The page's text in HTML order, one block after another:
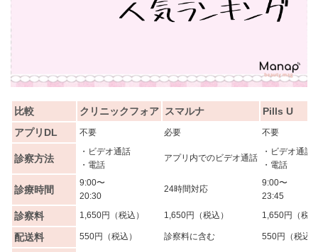
比較 クリニックフォア スマルナ
Pills U
アプリDL
不要 必要 不要
診察方法
・ビデオ通話
・電話
アプリ内でのビデオ通話
・ビデオ通話
・電話
診療時間
9:00〜
20:30
24時間対応
9:00〜
23:45
診察料 1,650円（税込） 1,650円（税込） 1,650円（税
配送料 550円（税込） 診察料に含む 550円（税込